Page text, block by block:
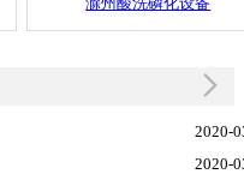
2020-
2020-